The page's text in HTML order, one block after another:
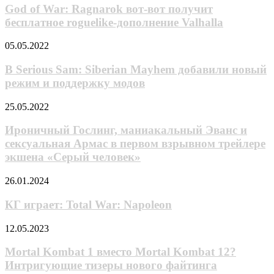
в
отрывке
«Трона:
Арес»
War:
Ragnarok
вот-
получит
roguelike-
дополнение
God of War: Ragnarok вот-вот получит
бесплатное roguelike-дополнение Valhalla
В
Sam:
Siberian
Mayhem
новый
и
поддержку
модов
05.05.2022
В Serious Sam: Siberian Mayhem добавили новый
режим и поддержку модов
Ироничный
маниакальный
Эванс
и
сексуальная
в
взрывном
экшена
человек»
25.05.2022
Ироничный Гослинг, маниакальный Эванс и
сексуальная Армас в первом взрывном трейлере
экшена «Серый человек»
КГ
Total
War:
Napoleon
26.01.2024
КГ играет: Total War: Napoleon
Mortal
1
вместо
Mortal
12.05.2023
Mortal Kombat 1 вместо Mortal Kombat 12?
Интригующие тизеры нового файтинга